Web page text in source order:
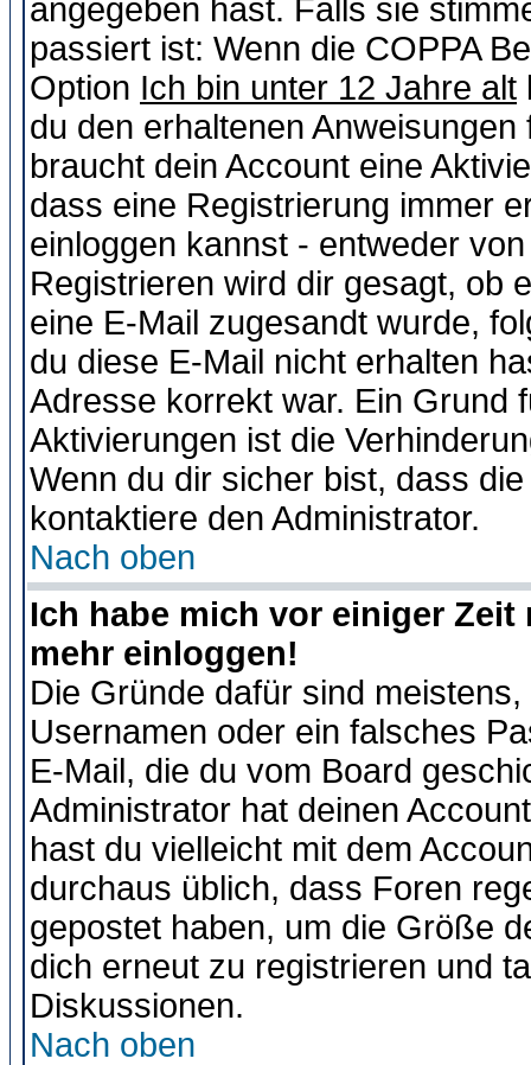
angegeben hast. Falls sie
passiert ist: Wenn die COPPA
Option Ich bin unter 12 Jahre alt
du den erhaltenen
braucht dein Account eine
dass eine Registrierung immer
einloggen kannst - entweder
Registrieren wird dir gesagt, ob
eine E-Mail zugesandt wurde,
du diese E-Mail nicht erhalten
Adresse korrekt war. Ein Grund
Aktivierungen ist die
Wenn du dir sicher bist, dass
kontaktiere den Administrator.
Nach oben
Ich habe mich vor einiger
mehr einloggen!
Die Gründe dafür sind
Usernamen oder ein falsches
E-Mail, die du vom Board
Administrator hat deinen
hast du vielleicht mit dem
durchaus üblich, dass Foren
gepostet haben, um die Größe
dich erneut zu registrieren und
Diskussionen.
Nach oben